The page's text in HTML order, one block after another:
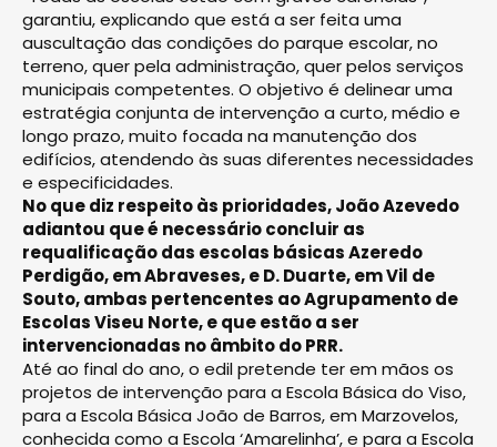
garantiu, explicando que está a ser feita uma
auscultação das condições do parque escolar, no
terreno, quer pela administração, quer pelos serviços
municipais competentes. O objetivo é delinear uma
estratégia conjunta de intervenção a curto, médio e
longo prazo, muito focada na manutenção dos
edifícios, atendendo às suas diferentes necessidades
e especificidades.
No que diz respeito às prioridades, João Azevedo
adiantou que é necessário concluir as
requalificação das escolas básicas Azeredo
Perdigão, em Abraveses, e D. Duarte, em Vil de
Souto, ambas pertencentes ao Agrupamento de
Escolas Viseu Norte, e que estão a ser
intervencionadas no âmbito do PRR.
Até ao final do ano, o edil pretende ter em mãos os
projetos de intervenção para a Escola Básica do Viso,
para a Escola Básica João de Barros, em Marzovelos,
conhecida como a Escola ‘Amarelinha’, e para a Escola